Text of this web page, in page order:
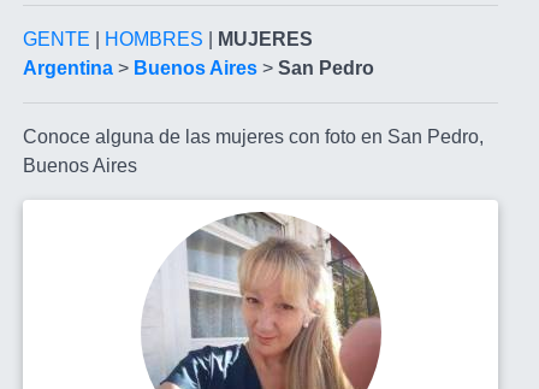
GENTE HOMBRES
MUJERES
Argentina > Buenos Aires > San Pedro
Conoce alguna de las mujeres con foto en San Pedro,
Buenos Aires